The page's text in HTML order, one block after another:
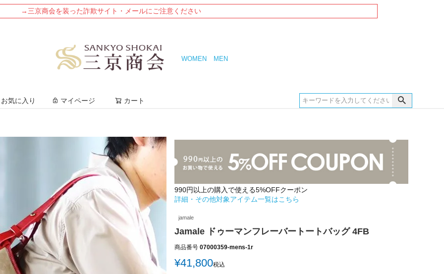
→三京商会を装った詐欺サイト・メールにご注意ください
WOMEN MEN
お気に入り マイページ カート
990円以上の購入で使える5%OFFクーポン
詳細・その他対象アイテム一覧はこちら
jamale
Jamale ドゥーマンフレーバートートバッグ 4FB
商品番号 07000359-mens-1r
¥41,800税込